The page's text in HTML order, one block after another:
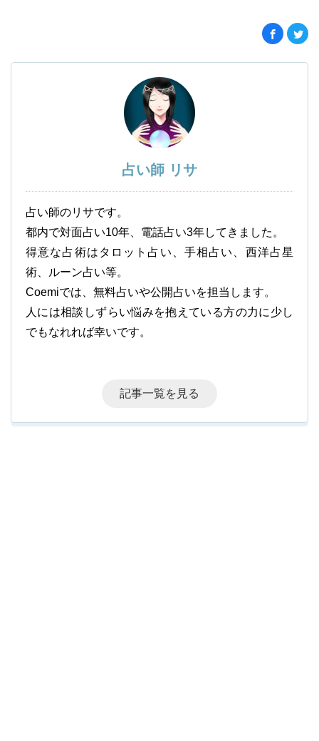
占い師 リサ
占い師のリサです。
都内で対面占い10年、電話占い3年してきました。
得意な占術はタロット占い、手相占い、西洋占星
術、ルーン占い等。
Coemiでは、無料占いや公開占いを担当します。
人には相談しずらい悩みを抱えている方の力に少し
でもなれれば幸いです。
記事一覧を見る